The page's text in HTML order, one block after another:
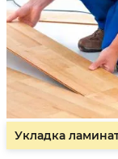
Укладка